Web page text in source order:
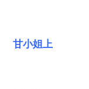
甘小姐上